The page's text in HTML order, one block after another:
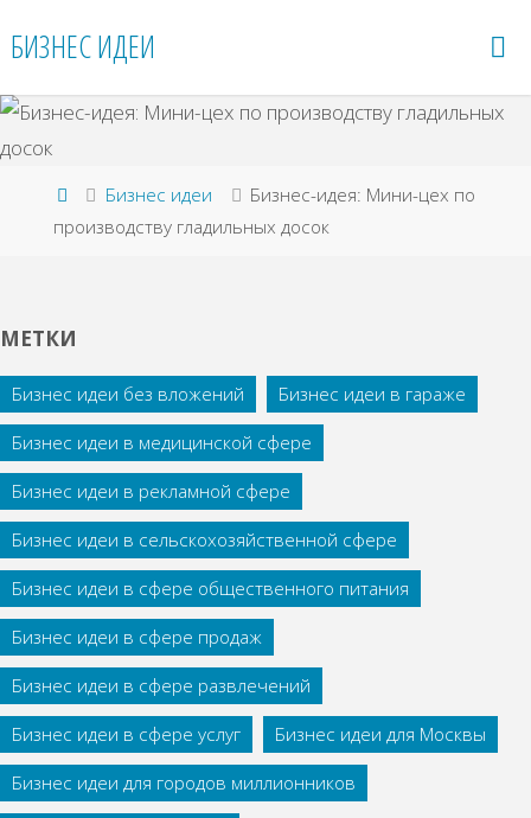
БИЗНЕС ИДЕИ
Главная
Бизнес идеи
Бизнес-идея: Мини-цех по
производству гладильных досок
МЕТКИ
Бизнес идеи без вложений
Бизнес идеи в гараже
Бизнес идеи в медицинской сфере
Бизнес идеи в рекламной сфере
Бизнес идеи в сельскохозяйственной сфере
Бизнес идеи в сфере общественного питания
Бизнес идеи в сфере продаж
Бизнес идеи в сфере развлечений
Бизнес идеи в сфере услуг
Бизнес идеи для Москвы
Бизнес идеи для городов миллионников